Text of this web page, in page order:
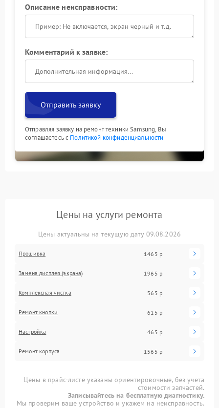
Описание неисправности:
Комментарий к заявке:
Отправить заявку
Отправляя заявку на ремонт техники Samsung, Вы
соглашаетесь с Политикой конфиденциальности
Цены на услуги ремонта
Цены актуальны на текущую дату 09.08.2026
Прошивка 1465 р
Замена дисплея (экрана) 1965 р
Комплексная чистка 565 р
Ремонт кнопки 615 р
Настройка 465 р
Ремонт корпуса 1565 р
Цены в прайс-листе указаны ориентировочные, без учета
стоимости запчастей.
Записывайтесь на бесплатную диагностику.
Мы проверим ваше устройство и укажем на неисправность.